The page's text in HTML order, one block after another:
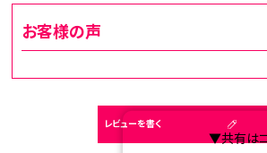
▼共有は
お客様の声
レビューを書く